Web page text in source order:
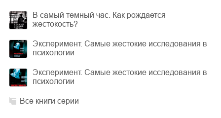
В самый темный час. Как рождается
жестокость?
Эксперимент. Самые жестокие исследования в
психологии
Эксперимент. Самые жестокие исследования в
психологии
Все книги серии